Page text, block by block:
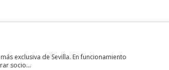
exclusiva de Sevilla. En funcionamiento
socio...